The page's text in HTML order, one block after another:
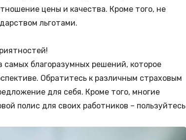
цены и качества. Кроме того, не
льготами.
благоразумных решений, которое
Обратитесь к различным страховым
для себя. Кроме того, многие
полис для своих работников – пользуйтесь